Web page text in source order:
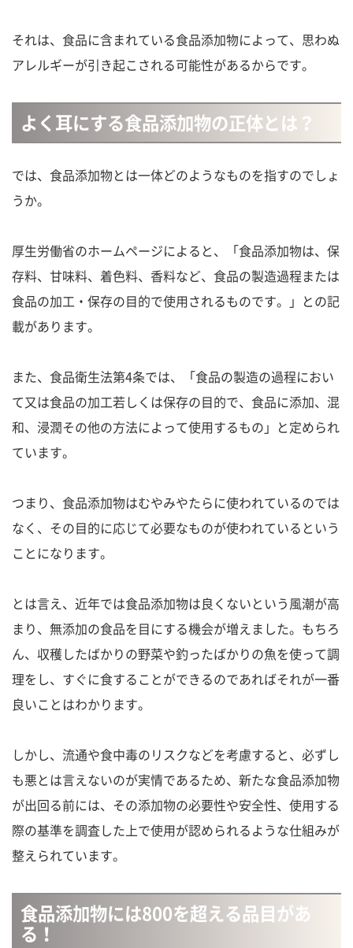
それは、食品に含まれている食品添加物によって、思わぬ
アレルギーが引き起こされる可能性があるからです。
よく耳にする食品添加物の正体とは？
では、食品添加物とは一体どのようなものを指すのでしょ
うか。
厚生労働省のホームページによると、「食品添加物は、保
存料、甘味料、着色料、香料など、食品の製造過程または
食品の加工・保存の目的で使用されるものです。」との記
載があります。
また、食品衛生法第4条では、「食品の製造の過程におい
て又は食品の加工若しくは保存の目的で、食品に添加、混
和、浸潤その他の方法によって使用するもの」と定められ
ています。
つまり、食品添加物はむやみやたらに使われているのでは
なく、その目的に応じて必要なものが使われているという
ことになります。
とは言え、近年では食品添加物は良くないという風潮が高
まり、無添加の食品を目にする機会が増えました。もちろ
ん、収穫したばかりの野菜や釣ったばかりの魚を使って調
理をし、すぐに食することができるのであればそれが一番
良いことはわかります。
しかし、流通や食中毒のリスクなどを考慮すると、必ずし
も悪とは言えないのが実情であるため、新たな食品添加物
が出回る前には、その添加物の必要性や安全性、使用する
際の基準を調査した上で使用が認められるような仕組みが
整えられています。
食品添加物には800を超える品目があ
る！